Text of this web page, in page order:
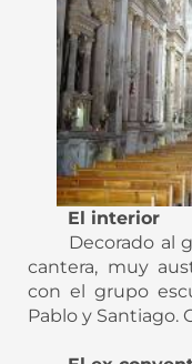
El interior
Decorado al
cantera, muy
con el grupo
Pablo y Santiago.